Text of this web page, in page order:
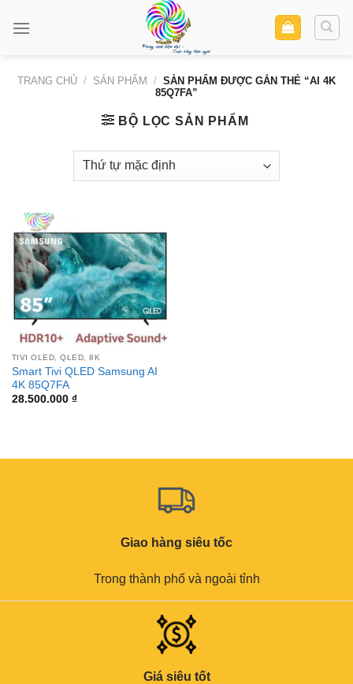
TRANG CHỦ / SẢN PHẨM / SẢN PHẨM ĐƯỢC GẮN THẺ “AI 4K
85Q7FA”
BỘ LỌC SẢN PHẨM
TIVI OLED, QLED, 8K
Smart Tivi QLED Samsung AI
4K 85Q7FA
28.500.000 ₫
Giao hàng siêu tốc
Trong thành phố và ngoài tỉnh
Giá siêu tốt